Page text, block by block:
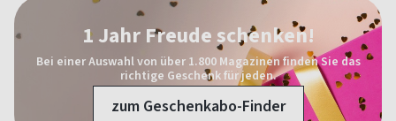
1 Jahr Freude schenken!
Bei einer Auswahl von über 1.800 Magazinen finden Sie das
richtige Geschenk für jeden.
zum Geschenkabo-Finder